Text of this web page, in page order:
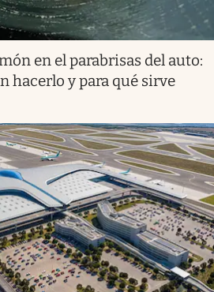
en el parabrisas del auto:
hacerlo y para qué sirve